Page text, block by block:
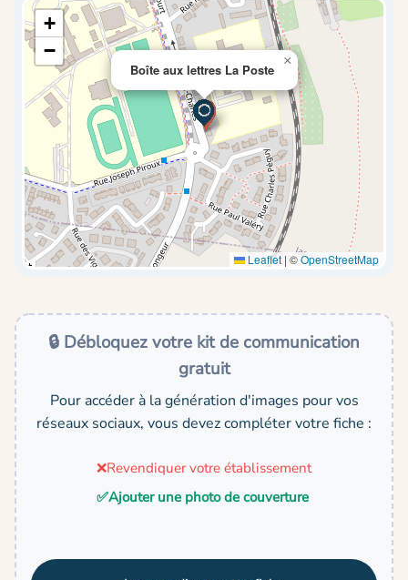
Boîte aux lettres La Poste
×
+
−
Leaflet | ©OpenStreetMap
🔒 Débloquez votre kit de communication
gratuit
Pour accéder à la génération d'images pour vos
réseaux sociaux, vous devez compléter votre fiche :
❌Revendiquer votre établissement
✅Ajouter une photo de couverture